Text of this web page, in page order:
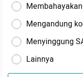
Mengandung
Menyinggung
Lainnya